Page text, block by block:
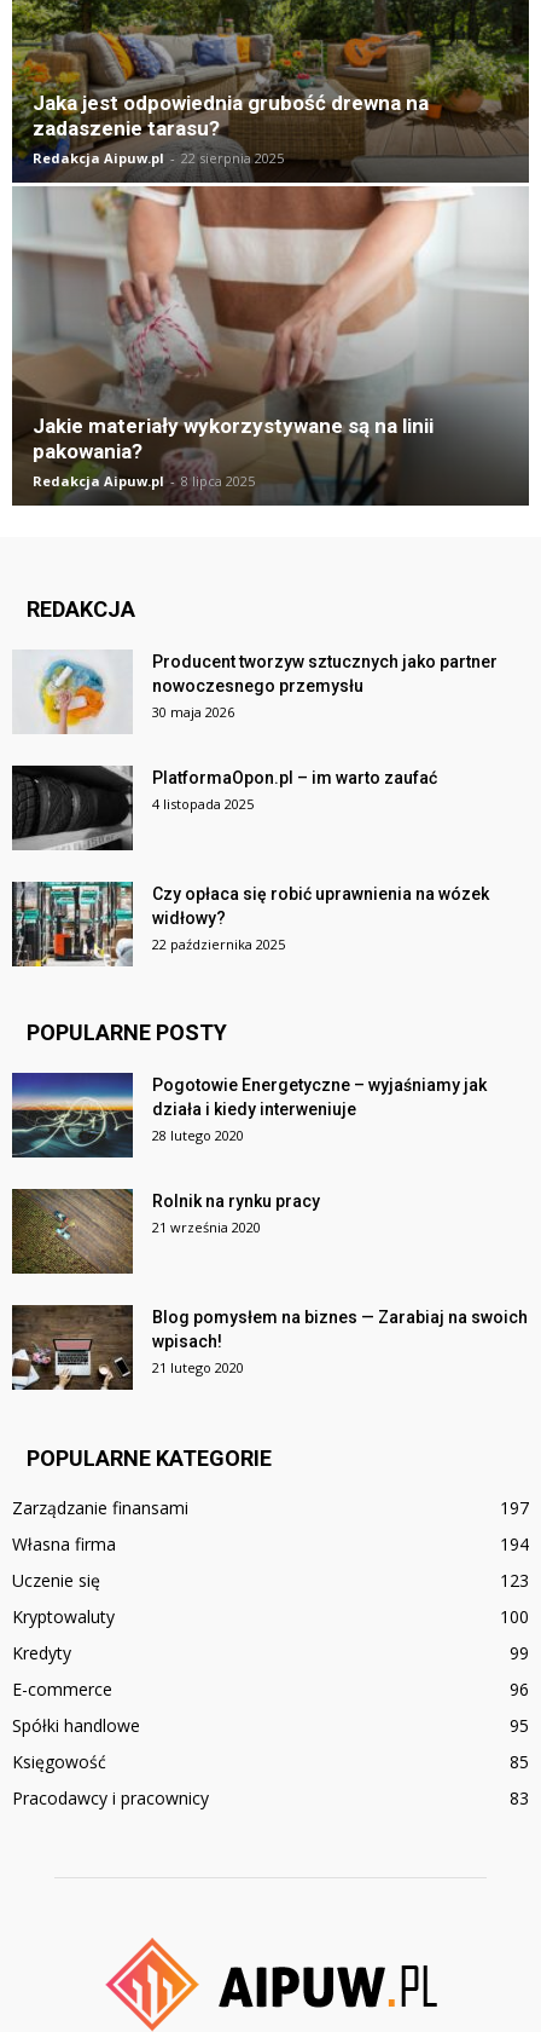
Jaka jest odpowiednia grubość drewna na
zadaszenie tarasu?
Redakcja Aipuw.pl - 22 sierpnia 2025
Jakie materiały wykorzystywane są na linii
pakowania?
Redakcja Aipuw.pl - 8 lipca 2025
REDAKCJA
Producent tworzyw sztucznych jako partner
nowoczesnego przemysłu
30 maja 2026
PlatformaOpon.pl – im warto zaufać
4 listopada 2025
Czy opłaca się robić uprawnienia na wózek
widłowy?
22 października 2025
POPULARNE POSTY
Pogotowie Energetyczne – wyjaśniamy jak
działa i kiedy interweniuje
28 lutego 2020
Rolnik na rynku pracy
21 września 2020
Blog pomysłem na biznes — Zarabiaj na swoich
wpisach!
21 lutego 2020
POPULARNE KATEGORIE
Zarządzanie finansami
197
Własna firma
194
Uczenie się
123
Kryptowaluty
100
Kredyty
99
E-commerce
96
Spółki handlowe
95
Księgowość
85
Pracodawcy i pracownicy
83